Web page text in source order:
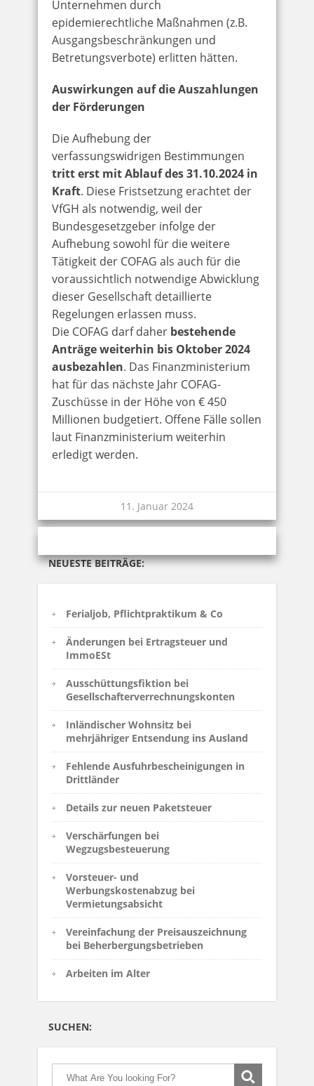
NEUESTE BEITRÄGE:
Ferialjob, Pflichtpraktikum & Co
Änderungen bei Ertragsteuer und
ImmoESt
Ausschüttungsfiktion bei
Gesellschafterverrechnungskonten
Inländischer Wohnsitz bei
mehrjähriger Entsendung ins Ausland
Fehlende Ausfuhrbescheinigungen in
Drittländer
Details zur neuen Paketsteuer
Verschärfungen bei
Wegzugsbesteuerung
Vorsteuer- und
Werbungskostenabzug bei
Vermietungsabsicht
Vereinfachung der Preisauszeichnung
bei Beherbergungsbetrieben
Arbeiten im Alter
SUCHEN:
Unternehmen durch
epidemierechtliche Maßnahmen (z.B.
Ausgangsbeschränkungen und
Betretungsverbote) erlitten hätten.
Auswirkungen auf die Auszahlungen
der Förderungen
Die Aufhebung der
verfassungswidrigen Bestimmungen
tritt erst mit Ablauf des 31.10.2024 in
Kraft. Diese Fristsetzung erachtet der
VfGH als notwendig, weil der
Bundesgesetzgeber infolge der
Aufhebung sowohl für die weitere
Tätigkeit der COFAG als auch für die
voraussichtlich notwendige Abwicklung
dieser Gesellschaft detaillierte
Regelungen erlassen muss.
Die COFAG darf daher bestehende
Anträge weiterhin bis Oktober 2024
ausbezahlen. Das Finanzministerium
hat für das nächste Jahr COFAG-
Zuschüsse in der Höhe von € 450
Millionen budgetiert. Offene Fälle sollen
laut Finanzministerium weiterhin
erledigt werden.
11. Januar 2024